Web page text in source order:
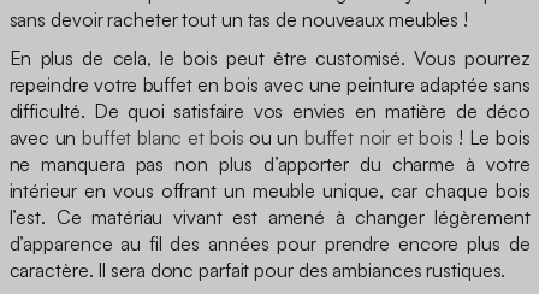
sans devoir racheter tout un tas de nouveaux meubles !
En plus de cela, le bois peut être customisé. Vous pourrez
repeindre votre buffet en bois avec une peinture adaptée sans
difficulté. De quoi satisfaire vos envies en matière de déco
avec un buffet blanc et bois ou un buffet noir et bois ! Le bois
ne manquera pas non plus d’apporter du charme à votre
intérieur en vous offrant un meuble unique, car chaque bois
l’est. Ce matériau vivant est amené à changer légèrement
d’apparence au fil des années pour prendre encore plus de
caractère. Il sera donc parfait pour des ambiances rustiques.